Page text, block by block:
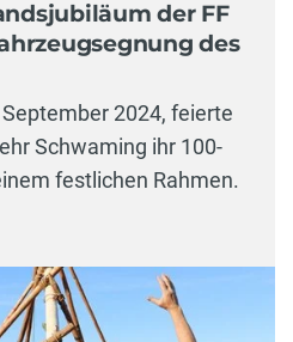
der FF
des
2024, feierte
Schwaming ihr 100-
festlichen Rahmen.